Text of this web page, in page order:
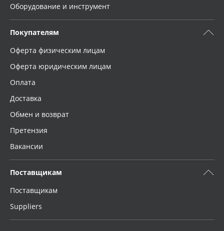
Оборудование и инструмент
Покупателям
Оферта физическим лицам
Оферта юридическим лицам
Оплата
Доставка
Обмен и возврат
Претензия
Вакансии
Поставщикам
Поставщикам
Suppliers